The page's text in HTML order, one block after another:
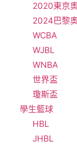
2020東京
2024巴黎
WCBA
WJBL
WNBA
世界盃
瓊斯盃
學生籃球
HBL
JHBL